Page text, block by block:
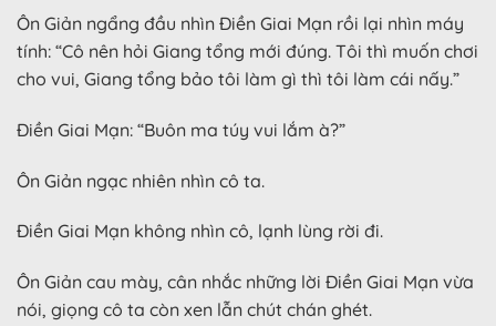
Ôn Giản ngẩng đầu nhìn Điền Giai Mạn rồi lại nhìn máy
tính: “Cô nên hỏi Giang tổng mới đúng. Tôi thì muốn chơi
cho vui, Giang tổng bảo tôi làm gì thì tôi làm cái nấy.”
Điền Giai Mạn: “Buôn ma túy vui lắm à?”
Ôn Giản ngạc nhiên nhìn cô ta.
Điền Giai Mạn không nhìn cô, lạnh lùng rời đi.
Ôn Giản cau mày, cân nhắc những lời Điền Giai Mạn vừa
nói, giọng cô ta còn xen lẫn chút chán ghét.